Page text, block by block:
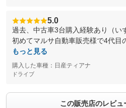
5.0
過去、中古車3台購入経験あり（い
初めてマルサ自動車販売様で4代目
もっと見る
購入した車種：日産ティアナ
ドライブ
この販売店のレビュ